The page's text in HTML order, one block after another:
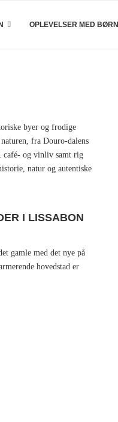
OPLEVELSER MED BØRN
byer og frodige
fra Douro-dalens
café- og vinliv samt rig
natur og autentiske
I LISSABON
gamle med det nye på
hovedstad er